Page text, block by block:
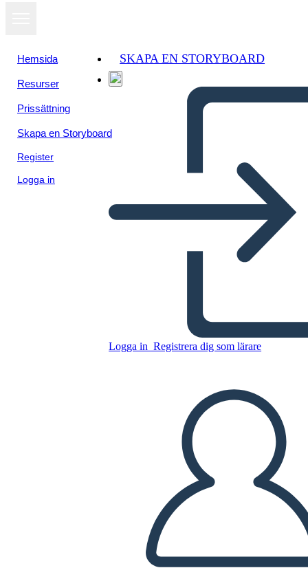
Hemsida
Resurser
Prissättning
Skapa en Storyboard
Register
Logga in
SKAPA EN STORYBOARD
Logga in Registrera dig som lärare
TWIST Jämförelse Mall
Kopiera denna storyboard
SKAPA EN STORYBOARD